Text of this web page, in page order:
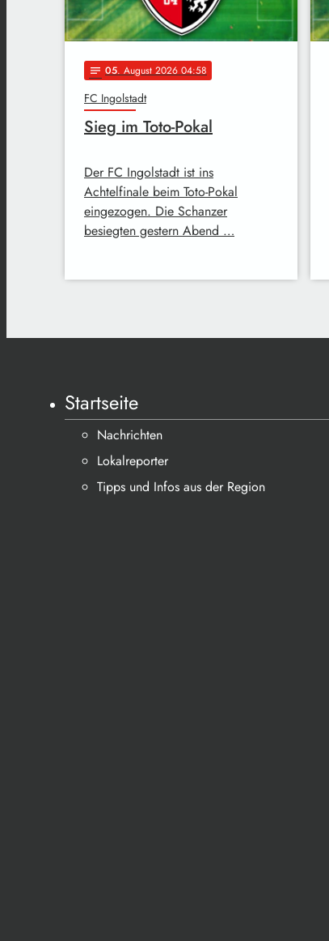
notes 05. August 2026 04:58
FC Ingolstadt
Sieg im Toto-Pokal
Der FC Ingolstadt ist ins
Achtelfinale beim Toto-Pokal
eingezogen. Die Schanzer
besiegten gestern Abend …
Startseite
Nachrichten
Lokalreporter
Tipps und Infos aus der Region